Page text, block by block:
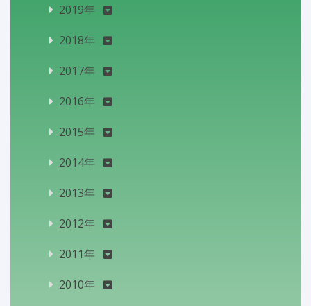
2019年
2018年
2017年
2016年
2015年
2014年
2013年
2012年
2011年
2010年